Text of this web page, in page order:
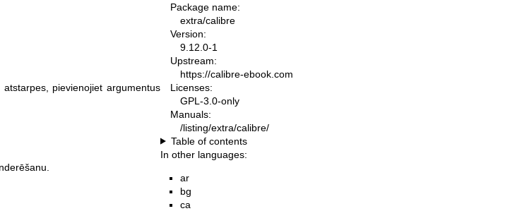
pievienojiet argumentus
Package name:
extra/calibre
Version:
9.12.0-1
Upstream:
https://calibre-ebook.com
Licenses:
GPL-3.0-only
Manuals:
/listing/extra/calibre/
Table of contents
In other languages:
ar
bg
ca